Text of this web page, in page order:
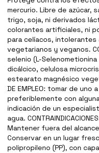
mercurio. Libre de azúcar,
trigo, soja, ni derivados
colorantes artificiales, ni
para celíacos,
vegetarianos y veganos.
selenio (L-
dicálcico, celulosa
estearato magnésico
DE EMPLEO: tomar de uno
preferiblemente con
indicación de un
agua.
Mantener fuera del
Conservar en un lugar
polipropileno (PP), con